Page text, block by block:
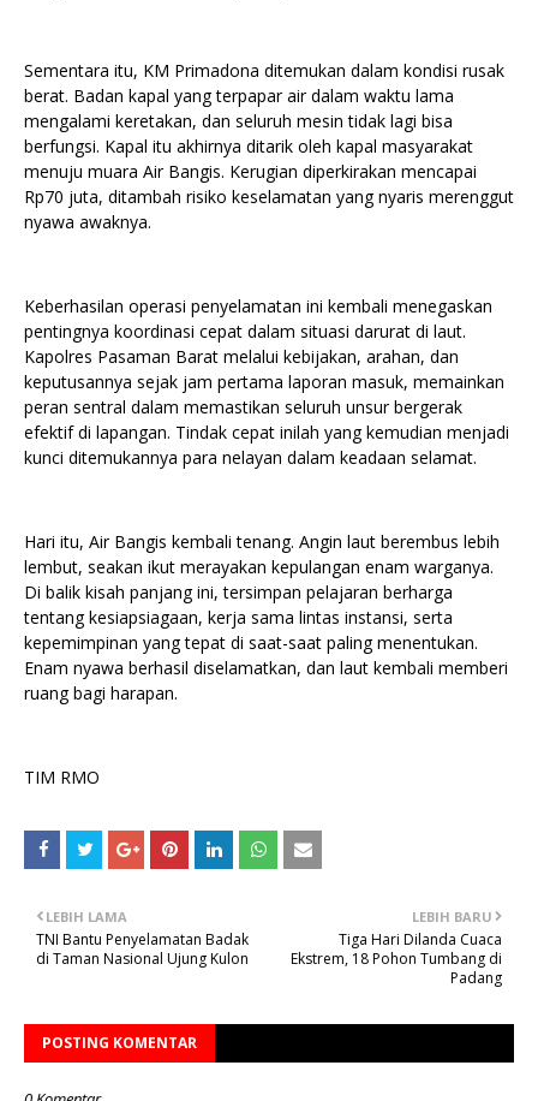
Sementara itu, KM Primadona ditemukan dalam kondisi rusak
berat. Badan kapal yang terpapar air dalam waktu lama
mengalami keretakan, dan seluruh mesin tidak lagi bisa
berfungsi. Kapal itu akhirnya ditarik oleh kapal masyarakat
menuju muara Air Bangis. Kerugian diperkirakan mencapai
Rp70 juta, ditambah risiko keselamatan yang nyaris merenggut
nyawa awaknya.
Keberhasilan operasi penyelamatan ini kembali menegaskan
pentingnya koordinasi cepat dalam situasi darurat di laut.
Kapolres Pasaman Barat melalui kebijakan, arahan, dan
keputusannya sejak jam pertama laporan masuk, memainkan
peran sentral dalam memastikan seluruh unsur bergerak
efektif di lapangan. Tindak cepat inilah yang kemudian menjadi
kunci ditemukannya para nelayan dalam keadaan selamat.
Hari itu, Air Bangis kembali tenang. Angin laut berembus lebih
lembut, seakan ikut merayakan kepulangan enam warganya.
Di balik kisah panjang ini, tersimpan pelajaran berharga
tentang kesiapsiagaan, kerja sama lintas instansi, serta
kepemimpinan yang tepat di saat-saat paling menentukan.
Enam nyawa berhasil diselamatkan, dan laut kembali memberi
ruang bagi harapan.
TIM RMO
LEBIH BARU
Tiga Hari Dilanda Cuaca
Ekstrem, 18 Pohon Tumbang di
Padang
LEBIH LAMA
TNI Bantu Penyelamatan Badak
di Taman Nasional Ujung Kulon
POSTING KOMENTAR